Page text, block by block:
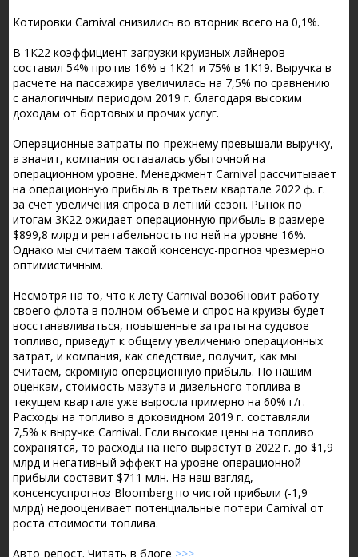
Котировки Carnival снизились во вторник всего на 0,1%.
В 1К22 коэффициент загрузки круизных лайнеров
составил 54% против 16% в 1К21 и 75% в 1К19. Выручка в
расчете на пассажира увеличилась на 7,5% по сравнению
с аналогичным периодом 2019 г. благодаря высоким
доходам от бортовых и прочих услуг.
Операционные затраты по-прежнему превышали выручку,
а значит, компания оставалась убыточной на
операционном уровне. Менеджмент Carnival рассчитывает
на операционную прибыль в третьем квартале 2022 ф. г.
за счет увеличения спроса в летний сезон. Рынок по
итогам 3К22 ожидает операционную прибыль в размере
$899,8 млрд и рентабельность по ней на уровне 16%.
Однако мы считаем такой консенсус-прогноз чрезмерно
оптимистичным.
Несмотря на то, что к лету Carnival возобновит работу
своего флота в полном объеме и спрос на круизы будет
восстанавливаться, повышенные затраты на судовое
топливо, приведут к общему увеличению операционных
затрат, и компания, как следствие, получит, как мы
считаем, скромную операционную прибыль. По нашим
оценкам, стоимость мазута и дизельного топлива в
текущем квартале уже выросла примерно на 60% г/г.
Расходы на топливо в доковидном 2019 г. составляли
7,5% к выручке Carnival. Если высокие цены на топливо
сохранятся, то расходы на него вырастут в 2022 г. до $1,9
млрд и негативный эффект на уровне операционной
прибыли составит $711 млн. На наш взгляд,
консенсуспрогноз Bloomberg по чистой прибыли (-1,9
млрд) недооценивает потенциальные потери Carnival от
роста стоимости топлива.
Авто-репост. Читать в блоге >>>